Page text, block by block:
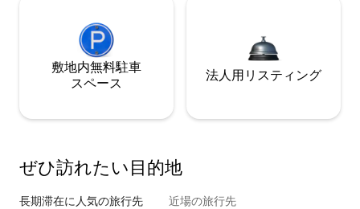
敷地内無料駐⁠車
ス⁠ペ⁠ー⁠ス
法人用リスティング
ぜひ訪⁠れ⁠た⁠い目⁠的⁠地
長期滞在に人気の旅行先 近場の旅行先